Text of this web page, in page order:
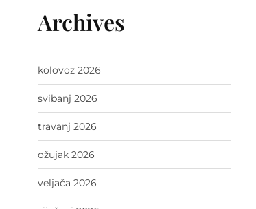
Archives
kolovoz 2026
svibanj 2026
travanj 2026
ožujak 2026
veljača 2026